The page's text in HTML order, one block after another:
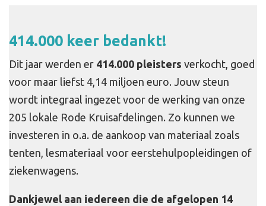
414.000 keer bedankt!
Dit jaar werden er 414.000 pleisters verkocht, goed
voor maar liefst 4,14 miljoen euro. Jouw steun
wordt integraal ingezet voor de werking van onze
205 lokale Rode Kruisafdelingen. Zo kunnen we
investeren in o.a. de aankoop van materiaal zoals
tenten, lesmateriaal voor eerstehulpopleidingen of
ziekenwagens.
Dankjewel aan iedereen die de afgelopen 14